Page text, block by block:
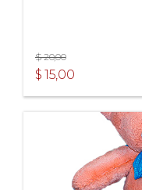
$ 20,00
$ 15,00